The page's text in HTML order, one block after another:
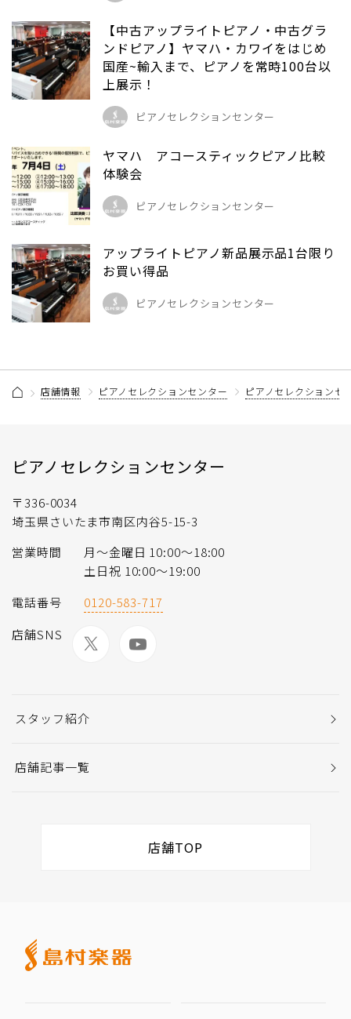
【中古アップライトピアノ・中古グラ
ンドピアノ】ヤマハ・カワイをはじめ
国産~輸入まで、ピアノを常時100台以
上展示！
ピアノセレクションセンター
ヤマハ アコースティックピアノ比較
体験会
ピアノセレクションセンター
アップライトピアノ新品展示品1台限り
お買い得品
ピアノセレクションセンター
店舗情報 ピアノセレクションセンター ピアノセレクションセ
ピアノセレクションセンター
〒336-0034
埼玉県さいたま市南区内谷5-15-3
営業時間
月〜金曜日 10:00〜18:00
土日祝 10:00〜19:00
電話番号
0120-583-717
店舗SNS
スタッフ紹介
店舗記事一覧
店舗TOP